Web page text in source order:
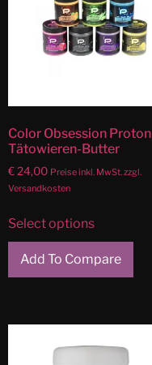
Color Obsession Proton
Tätowieren-Butter
€24,00 Preise inkl. MwSt. zzgl.
Versandkosten
Select options
Add To Compare